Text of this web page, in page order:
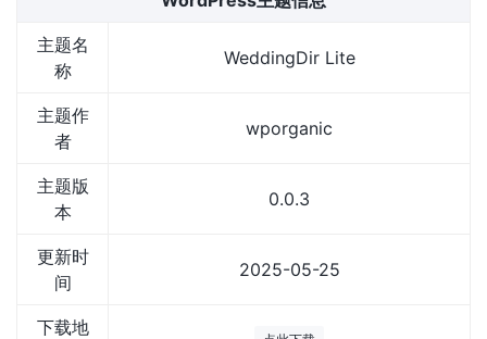
主题名
称
WeddingDir Lite
主题作
者
wporganic
主题版
本
0.0.3
更新时
间
2025-05-25
下载地